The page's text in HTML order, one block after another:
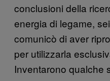
conclusioni della
energia di legame,
comunicò di aver
per utilizzarla
Inventarono qualche